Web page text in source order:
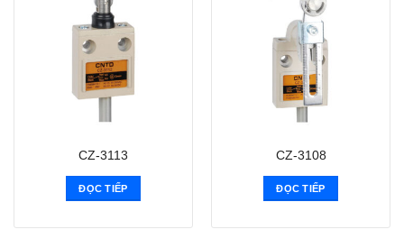
CZ-3113
ĐỌC TIẾP
CZ-3108
ĐỌC TIẾP